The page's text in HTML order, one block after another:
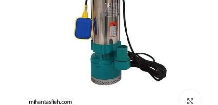
بزرگنمایی تصویر